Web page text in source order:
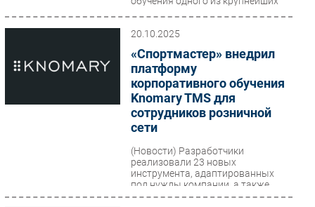
Регулирование
Здоровье
20.10.2025
«Спортмастер» внедрил
платформу
корпоративного обучения
Knomary TMS для
сотрудников розничной
сети
(Новости) Разработчики
реализовали 23 новых
инструмента, адаптированных
под нужды компании, а также
создали более 140 динамических